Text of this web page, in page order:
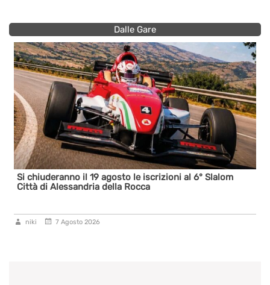
Dalle Gare
Si chiuderanno il 19 agosto le iscrizioni al 6° Slalom
Città di Alessandria della Rocca
niki 7 Agosto 2026